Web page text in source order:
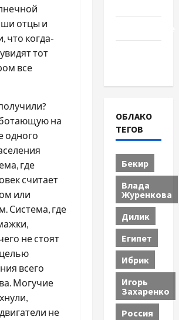
отцы и
что когда-
тот
все
на
одного
где
считает
или
Система, где
не стоят
всего
Могучие
не
ОБЛАКО
ТЕГОВ
Бекир
Влада
Журенкова
Дилик
Египет
Ибрик
Игорь
Захаренко
Россия